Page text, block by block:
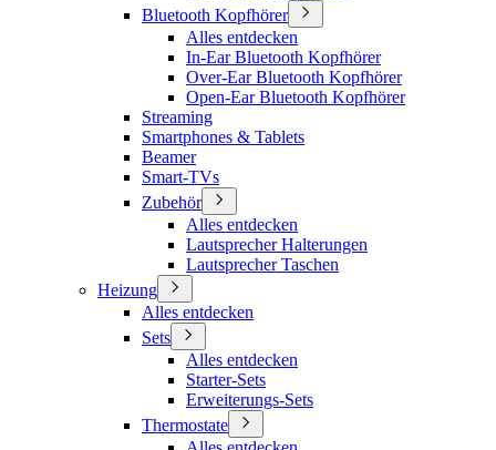
Bluetooth Kopfhörer
Alles entdecken
In-Ear Bluetooth Kopfhörer
Over-Ear Bluetooth Kopfhörer
Open-Ear Bluetooth Kopfhörer
Streaming
Smartphones & Tablets
Beamer
Smart-TVs
Zubehör
Alles entdecken
Lautsprecher Halterungen
Lautsprecher Taschen
Heizung
Alles entdecken
Sets
Alles entdecken
Starter-Sets
Erweiterungs-Sets
Thermostate